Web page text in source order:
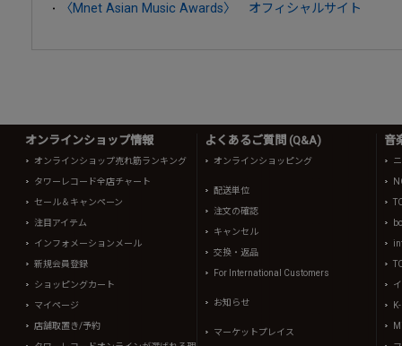
〈Mnet Asian Music Awards〉 オフィシャルサイト
オンラインショップ情報
オンラインショップ売れ筋ランキング
タワーレコード全店チャート
セール＆キャンペーン
注目アイテム
インフォメーションメール
新規会員登録
ショッピングカート
マイページ
店舗取置き/予約
よくあるご質問 (Q&A)
オンラインショッピング
配送単位
注文の確認
キャンセル
交換・返品
For International Customers
お知らせ
マーケットプレイス
音